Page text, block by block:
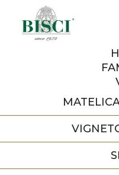
Vigneto
Italian